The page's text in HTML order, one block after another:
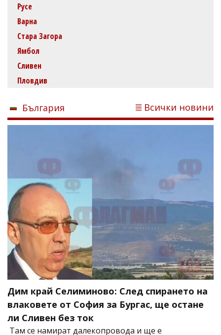
Русе
Варна
Стара Загора
Ямбол
Сливен
Пловдив
България Всички новини
Дим край Селиминово: След спирането на
влаковете от София за Бургас, ще остане
ли Сливен без ток
Там се намират далекопровода и ще е